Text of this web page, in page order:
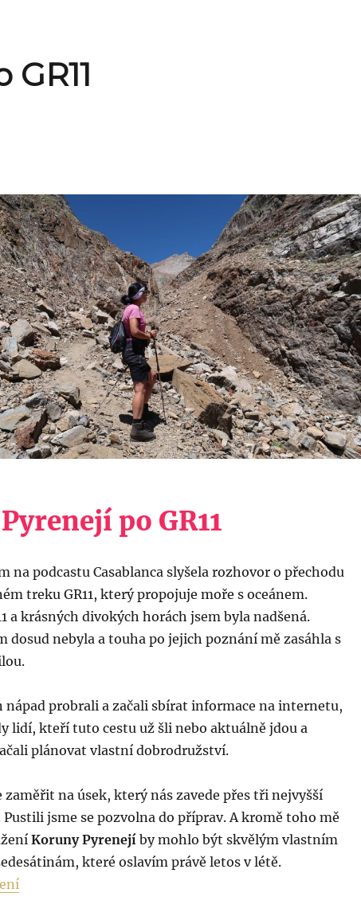
po GR11
na podcastu Casablanca slyšela rozhovor o přechodu
treku GR11, který propojuje moře s oceánem.
a krásných divokých horách jsem byla nadšená.
dosud nebyla a touha po jejich poznání mě zasáhla s
nápad probrali a začali sbírat informace na internetu,
lidí, kteří tuto cestu už šli nebo aktuálně jdou a
plánovat vlastní dobrodružství.
zaměřit na úsek, který nás zavede přes tři nejvyšší
jsme se pozvolna do příprav. A kromě toho mě
Koruny Pyrenejíby mohlo být skvělým vlastním
které oslavím právě letos v létě.
„Koruna Pyrenejí po GR11“